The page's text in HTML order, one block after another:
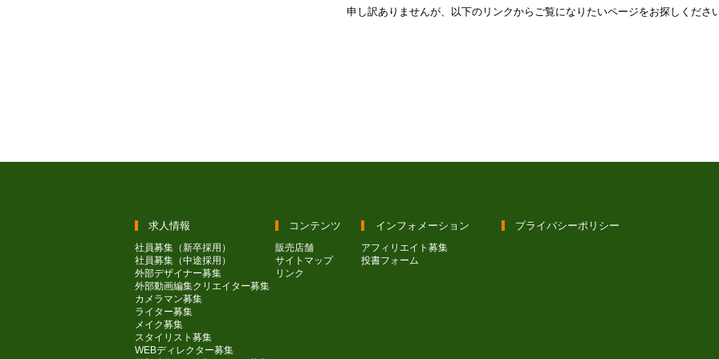
申し訳ありませんが、以下のリンクからご覧になりたいページをお探しくださ
求人情報
社員募集（新卒採用）
社員募集（中途採用）
外部デザイナー募集
外部動画編集クリエイター募集
カメラマン募集
ライター募集
メイク募集
スタイリスト募集
WEBディレクター募集
コンテンツ
販売店舗
サイトマップ
リンク
インフォメーション
アフィリエイト募集
投書フォーム
プライバシーポリシー